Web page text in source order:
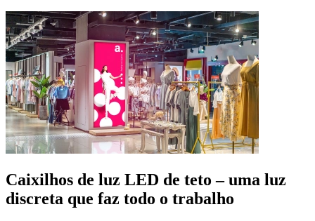
Caixilhos de luz LED de teto – uma luz
discreta que faz todo o trabalho